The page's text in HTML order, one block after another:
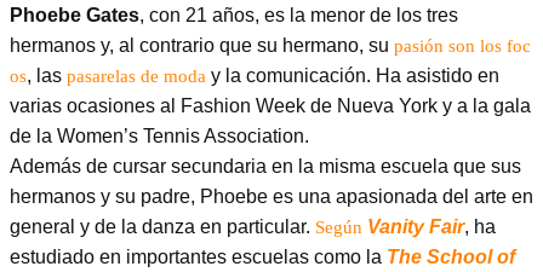
Phoebe Gates, con 21 años, es la menor de los tres
hermanos y, al contrario que su hermano, su pasión son los foc
os, las pasarelas de moda y la comunicación. Ha asistido en
varias ocasiones al Fashion Week de Nueva York y a la gala
de la Women’s Tennis Association.
Además de cursar secundaria en la misma escuela que sus
hermanos y su padre, Phoebe es una apasionada del arte en
general y de la danza en particular. Según Vanity Fair, ha
estudiado en importantes escuelas como la The School of